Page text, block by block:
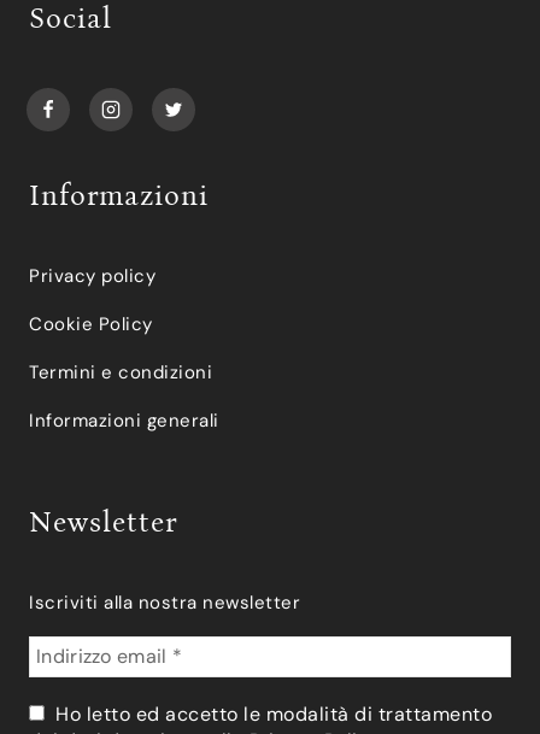
Social
Informazioni
Privacy policy
Cookie Policy
Termini e condizioni
Informazioni generali
Newsletter
Iscriviti alla nostra newsletter
Ho letto ed accetto le modalità di trattamento